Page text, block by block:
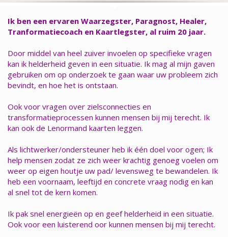
Ik ben een ervaren Waarzegster, Paragnost, Healer,
Tranformatiecoach en Kaartlegster, al ruim 20 jaar.
Door middel van heel zuiver invoelen op specifieke vragen
kan ik helderheid geven in een situatie. Ik mag al mijn gaven
gebruiken om op onderzoek te gaan waar uw probleem zich
bevindt, en hoe het is ontstaan.
Ook voor vragen over zielsconnecties en
transformatieprocessen kunnen mensen bij mij terecht. Ik
kan ook de Lenormand kaarten leggen.
Als lichtwerker/ondersteuner heb ik één doel voor ogen; Ik
help mensen zodat ze zich weer krachtig genoeg voelen om
weer op eigen houtje uw pad/ levensweg te bewandelen. Ik
heb een voornaam, leeftijd en concrete vraag nodig en kan
al snel tot de kern komen.
Ik pak snel energieën op en geef helderheid in een situatie.
Ook voor een luisterend oor kunnen mensen bij mij terecht.